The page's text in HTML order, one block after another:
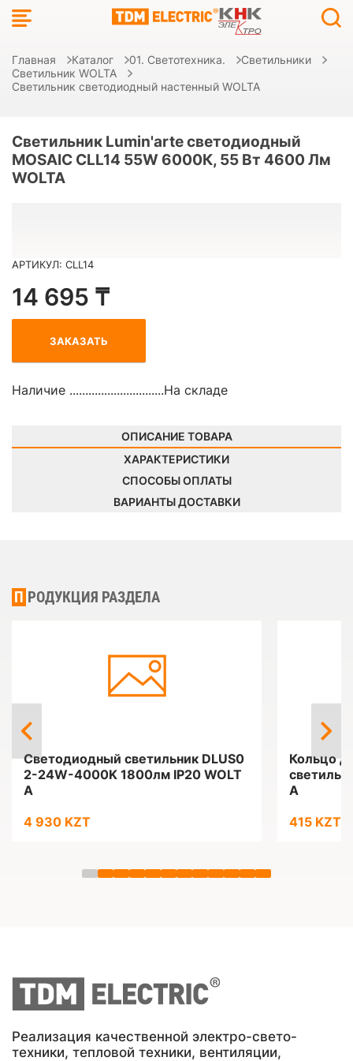
Главная Каталог 01. Светотехника.
Светильники
Светильник WOLTA
Светильник светодиодный настенный WOLTA
Светильник Lumin'arte светодиодный
MOSAIC CLL14 55W 6000К, 55 Вт 4600 Лм
WOLTA
АРТИКУЛ: CLL14
14 695 ₸
ЗАКАЗАТЬ
Наличие ..............................На складе
ОПИСАНИЕ ТОВАРА
ХАРАКТЕРИСТИКИ
СПОСОБЫ ОПЛАТЫ
ВАРИАНТЫ ДОСТАВКИ
ПРОДУКЦИЯ РАЗДЕЛА
Светодиодный светильник DLUS0
2-24W-4000K 1800лм IP20 WOLT
A
4 930 KZT
Кольцо
A
415 KZT
Реализация качественной электро-свето-
техники, тепловой техники, вентиляции,